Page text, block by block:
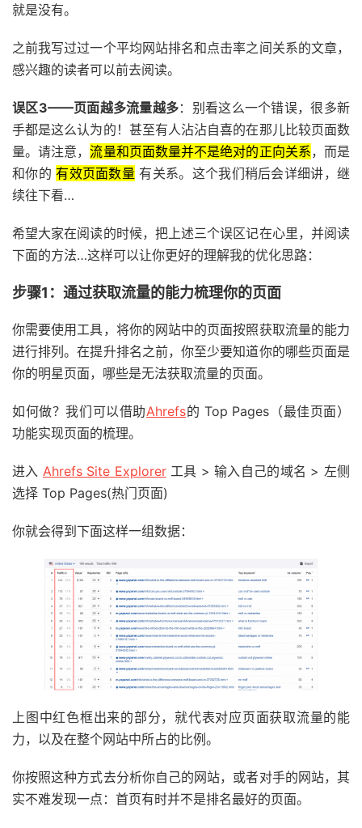
就是没有。
之前我写过过一个平均网站排名和点击率之间关系的文章，
感兴趣的读者可以前去阅读。
误区3——页面越多流量越多：别看这么一个错误，很多新
手都是这么认为的！甚至有人沾沾自喜的在那儿比较页面数
量。请注意，流量和页面数量并不是绝对的正向关系，而是
和你的有效页面数量 有关系。这个我们稍后会详细讲，继
续往下看…
希望大家在阅读的时候，把上述三个误区记在心里，并阅读
下面的方法…这样可以让你更好的理解我的优化思路：
步骤1：通过获取流量的能力梳理你的页面
你需要使用工具，将你的网站中的页面按照获取流量的能力
进行排列。在提升排名之前，你至少要知道你的哪些页面是
你的明星页面，哪些是无法获取流量的页面。
如何做？我们可以借助Ahrefs的 Top Pages（最佳页面）
功能实现页面的梳理。
进入 Ahrefs Site Explorer工具 > 输入自己的域名 > 左侧
选择 Top Pages(热门页面)
你就会得到下面这样一组数据：
上图中红色框出来的部分，就代表对应页面获取流量的能
力，以及在整个网站中所占的比例。
你按照这种方式去分析你自己的网站，或者对手的网站，其
实不难发现一点：首页有时并不是排名最好的页面。